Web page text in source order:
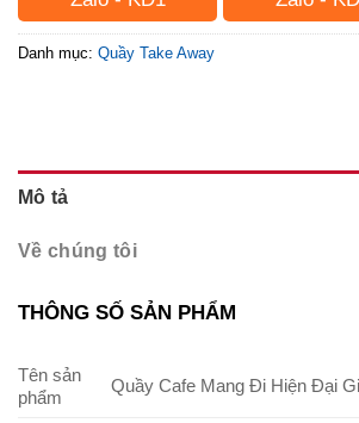
Danh mục: Quầy Take Away
Mô tả
Về chúng tôi
THÔNG SỐ SẢN PHẨM
Tên sản
phẩm
Quầy Cafe Mang Đi Hiện Đại